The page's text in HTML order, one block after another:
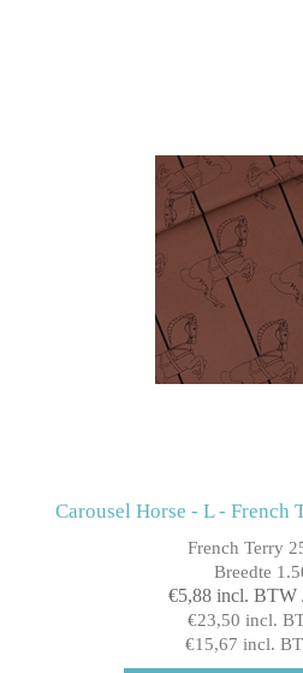
Carousel Horse - L - French
French Terry
Breedte
€5,88 incl. BTW
€23,50 incl.
€15,67 incl.